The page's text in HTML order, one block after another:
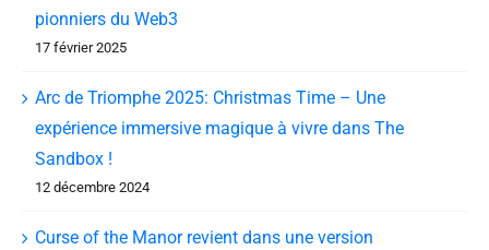
pionniers du Web3
17 février 2025
Arc de Triomphe 2025: Christmas Time – Une
expérience immersive magique à vivre dans The
Sandbox !
12 décembre 2024
Curse of the Manor revient dans une version